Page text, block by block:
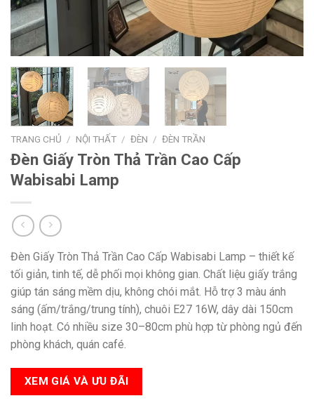
TRANG CHỦ / NỘI THẤT / ĐÈN / ĐÈN TRẦN
Đèn Giấy Tròn Thả Trần Cao Cấp
Wabisabi Lamp
Đèn Giấy Tròn Thả Trần Cao Cấp Wabisabi Lamp – thiết kế
tối giản, tinh tế, dễ phối mọi không gian. Chất liệu giấy trắng
giúp tán sáng mềm dịu, không chói mắt. Hỗ trợ 3 màu ánh
sáng (ấm/trắng/trung tính), chuôi E27 16W, dây dài 150cm
linh hoạt. Có nhiều size 30–80cm phù hợp từ phòng ngủ đến
phòng khách, quán café.
XEM GIÁ VÀ ƯU ĐÃI